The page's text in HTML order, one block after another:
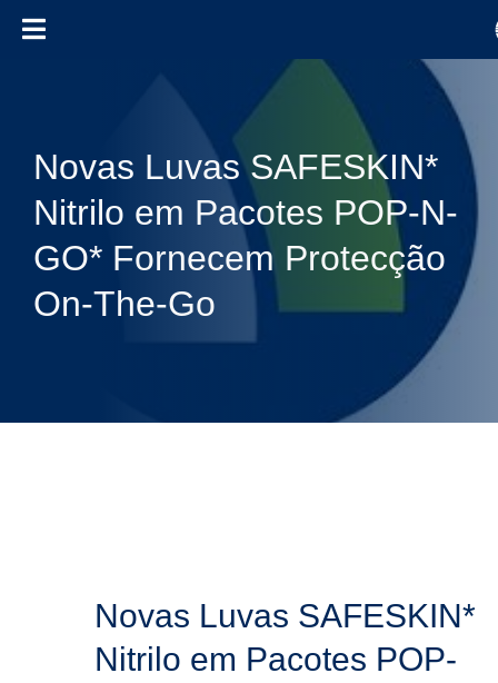
Novas Luvas SAFESKIN*
Nitrilo em Pacotes POP-N-
GO* Fornecem Protecção
On-The-Go
Novas Luvas SAFESKIN*
Nitrilo em Pacotes POP-